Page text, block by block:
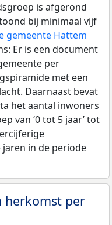
is afgerond
bij minimaal vijf
gemeente Hattem
Er is een document
per
met een
Daarnaast bevat
het aantal inwoners
van ‘0 tot 5 jaar’ tot
in de periode
herkomst per